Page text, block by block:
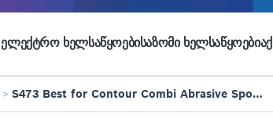
ᲔᲚᲔᲥᲢᲠᲝ ᲮᲔᲚᲡᲐᲬᲧᲝᲔᲑᲘᲡᲐᲖᲝᲛᲘ ᲮᲔᲚᲡᲐᲬᲧᲝᲔᲑᲘ
> S473 Best for Contour Combi Abrasive Sponge